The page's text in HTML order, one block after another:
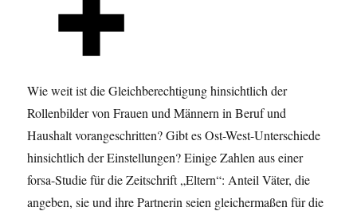
Wie weit ist die Gleichberechtigung hinsichtlich der
Rollenbilder von Frauen und Männern in Beruf und
Haushalt vorangeschritten? Gibt es Ost-West-Unterschiede
hinsichtlich der Einstellungen? Einige Zahlen aus einer
forsa-Studie für die Zeitschrift „Eltern“: Anteil Väter, die
angeben, sie und ihre Partnerin seien gleichermaßen für die